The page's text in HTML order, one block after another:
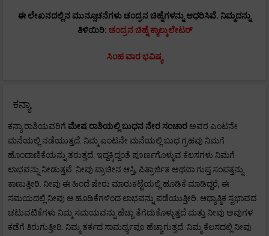
ಈ ಲೇಖನದಲ್ಲಿನ ಮುನ್ಸೂಚನೆಗಳು ಚಂದ್ರನ ಚಿಹ್ನೆಗಳನ್ನು ಆಧರಿಸಿವೆ. ನಿಮ್ಮದನ್ನು
ತಿಳಿಯಿರಿ: ಚಂದ್ರನ ಚಿಹ್ನೆ ಕ್ಯಾಲ್ಕುಲೇಟರ್
ಸಿಂಹ ವಾರ ಭವಿಷ್ಯ
ಕನ್ಯಾ
ಕನ್ಯಾ ರಾಶಿಯವರಿಗೆ ಮೇಷ ರಾಶಿಯಲ್ಲಿ ಬುಧನ ನೇರ ಸಂಚಾರ ಅವರ ಎಂಟನೇ
ಮನೆಯಲ್ಲಿ ನಡೆಯುತ್ತದೆ. ನಿಮ್ಮ ಎಂಟನೇ ಮನೆಯಲ್ಲಿ ಬುಧ ಗ್ರಹವು ನಿಮಗೆ
ಹೊಂದಾಣಿಕೆಯನ್ನು ತರುತ್ತದೆ. ಇದ್ದಕ್ಕಿದ್ದಂತೆ ಪೂರ್ಣಗೊಳ್ಳುವ ಕೆಲಸಗಳು ನಿಮಗೆ
ಲಾಭವನ್ನು ನೀಡುತ್ತವೆ. ನೀವು ಪ್ರಾಚೀನ ಆಸ್ತಿ, ಪಿತ್ರಾರ್ಜಿತ ಅಥವಾ ಗುಪ್ತ ಸಂಪತ್ತನ್ನು
ಕಾಣುತ್ತೀರಿ. ನೀವು ಈ ಹಿಂದೆ ಷೇರು ಮಾರುಕಟ್ಟೆಯಲ್ಲಿ ಹೂಡಿಕೆ ಮಾಡಿದ್ದರೆ, ಈ
ಸಮಯದಲ್ಲಿ ನೀವು ಆ ಹೂಡಿಕೆಗಳಿಂದ ಲಾಭವನ್ನು ಪಡೆಯುತ್ತೀರಿ. ಆಧ್ಯಾತ್ಮಿಕ ಸ್ವಭಾವದ
ಚಟುವಟಿಕೆಗಳು ನಿಮ್ಮ ಸಮಯವನ್ನು ಹೆಚ್ಚು ತೆಗೆದುಕೊಳ್ಳುತ್ತದೆ ಮತ್ತು ನೀವು ಅವುಗಳ
ಕಡೆಗೆ ತಿರುಗುತ್ತೀರಿ. ನಿಮ್ಮ ತರ್ಕದ ಸಾಮರ್ಥ್ಯವೂ ಹೆಚ್ಚಾಗುತ್ತದೆ. ನಿಮ್ಮ ಕೆಲಸದಲ್ಲಿ ನೀವು